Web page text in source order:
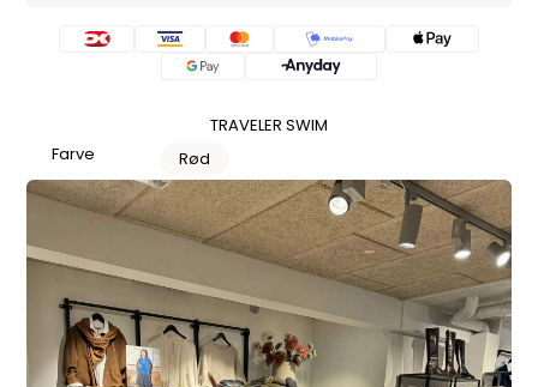
TRAVELER SWIM
Farve
Rød